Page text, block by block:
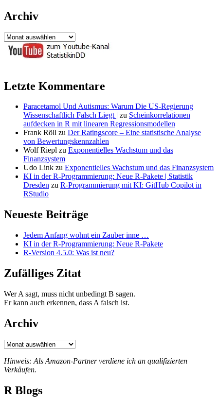
Archiv
Archiv
Letzte Kommentare
Paracetamol Und Autismus: Warum Die US-Regierung
Wissenschaftlich Falsch Liegt | zu Scheinkorrelationen
aufdecken in R mit linearen Regressionsmodellen
Frank Röll zu Der Ratingscore – Eine statistische Analyse
von Bewertungskennzahlen
Wolf Riepl zu Exponentielles Wachstum und das
Finanzsystem
Udo Link zu Exponentielles Wachstum und das Finanzsystem
KI in der R-Programmierung: Neue R-Pakete | Statistik
Dresden zu R-Programmierung mit KI: GitHub Copilot in
RStudio
Neueste Beiträge
Jedem Anfang wohnt ein Zauber inne …
KI in der R-Programmierung: Neue R-Pakete
R-Version 4.5.0: Was ist neu?
Zufälliges Zitat
Wer A sagt, muss nicht unbedingt B sagen.
Er kann auch erkennen, dass A falsch ist.
Archiv
Archiv
Hinweis: Als Amazon-Partner verdiene ich an qualifizierten
Verkäufen.
R Blogs